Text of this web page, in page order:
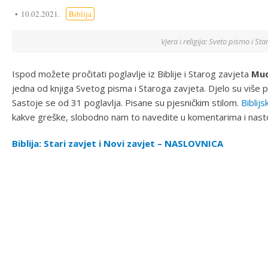
10.02.2021. Biblija
Vjera i religija: Sveto pismo i
Ispod možete pročitati poglavlje iz Biblije i Starog zavjeta
jedna od knjiga Svetog pisma i Staroga zavjeta. Djelo su više
Sastoje se od 31 poglavlja. Pisane su pjesničkim stilom.
kakve greške, slobodno nam to navedite u komentarima i
Biblija: Stari zavjet i Novi zavjet – NASLOVNICA